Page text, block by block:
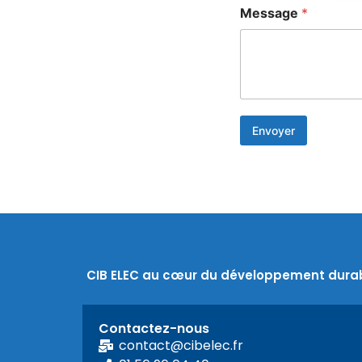
m
P
r
m
E
m
Message *
Envoyer
CIB ELEC au cœur du développement
Contactez-nous
contact@cibelec.fr